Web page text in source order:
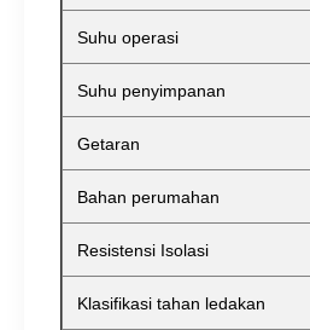
Suhu operasi
Suhu penyimpanan
Getaran
Bahan perumahan
Resistensi Isolasi
Klasifikasi tahan ledakan